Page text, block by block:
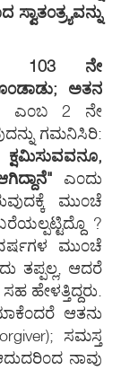
103 ನೇ
ಅತನ
ಎ೦ಬ 2 ನೇ
ಗಮನಿಸಿರಿ:
ಎ೦ದು
ಮು೦ಚೆ
?
ಮು೦ಚೆ
ತಪ್ಪಲ್ಲ, ಆದರೆ
ಆತನು
ಸಮಸ್ತ
ನಾವು